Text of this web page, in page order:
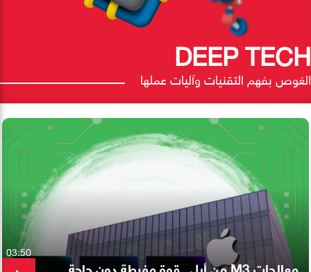
DEEP TECH
الغوص بفهم التقنيات وآليات عملها
03:50